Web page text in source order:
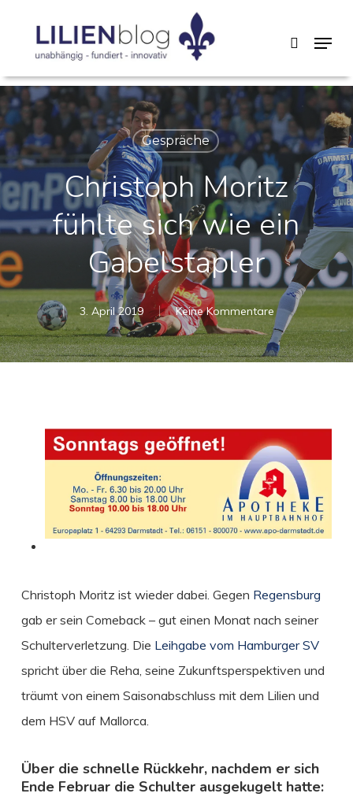
content
search
Menu
Gespräche
Christoph Moritz
fühlte sich wie ein
Gabelstapler
3. April 2019 Keine Kommentare
Christoph Moritz ist wieder dabei. Gegen Regensburg
gab er sein Comeback – gut einen Monat nach seiner
Schulterverletzung. Die Leihgabe vom Hamburger SV
spricht über die Reha, seine Zukunftsperspektiven und
träumt von einem Saisonabschluss mit dem Lilien und
dem HSV auf Mallorca.
Über die schnelle Rückkehr, nachdem er sich
Ende Februar die Schulter ausgekugelt hatte: